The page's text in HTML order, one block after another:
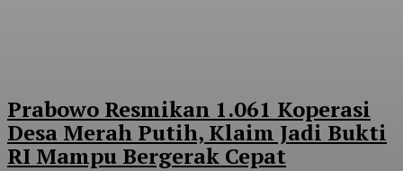
Prabowo Resmikan 1.061 Koperasi
Desa Merah Putih, Klaim Jadi Bukti
RI Mampu Bergerak Cepat